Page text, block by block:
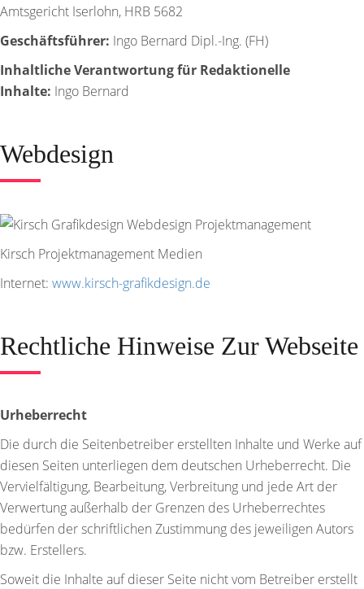
Amtsgericht Iserlohn, HRB 5682
Geschäftsführer: Ingo Bernard Dipl.-Ing. (FH)
Inhaltliche Verantwortung für Redaktionelle
Inhalte: Ingo Bernard
Webdesign
Kirsch Projektmanagement Medien
Internet: www.kirsch-grafikdesign.de
Rechtliche Hinweise Zur Webseite
Urheberrecht
Die durch die Seitenbetreiber erstellten Inhalte und Werke auf
diesen Seiten unterliegen dem deutschen Urheberrecht. Die
Vervielfältigung, Bearbeitung, Verbreitung und jede Art der
Verwertung außerhalb der Grenzen des Urheberrechtes
bedürfen der schriftlichen Zustimmung des jeweiligen Autors
bzw. Erstellers.
Soweit die Inhalte auf dieser Seite nicht vom Betreiber erstellt